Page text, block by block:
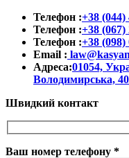
Телефон :+38 (044)
Телефон :+38 (067)
Телефон :+38 (098)
Email :
Адреса:01054,
Володимирська,
Швидкий контакт
Ваш номер телефону *